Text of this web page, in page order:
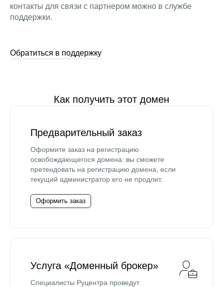
контакты для связи с партнером можно в службе
поддержки.
Обратиться в поддержку
Как получить этот домен
Предварительный заказ
Оформите заказ на регистрацию
освобождающегося домена: вы сможете
претендовать на регистрацию домена, если
текущий администратор его не продлит.
Оформить заказ
Услуга «Доменный брокер»
Специалисты Руцентра проведут